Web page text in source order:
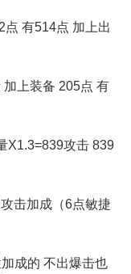
有514点 加上出
上装备 205点 有
攻击 839
击加成（6点敏捷
成的 不出爆击也